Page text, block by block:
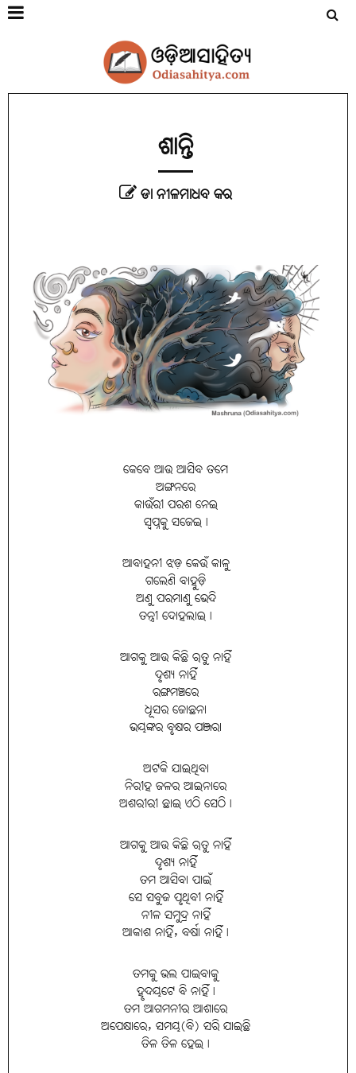
ଶାନ୍ତି
ଡା ନୀଳମାଧବ କର
କେବେ ଆଉ ଆସିବ ତମେ
ଅଙ୍ଗନରେ
କାଉଁରୀ ପରଶ ନେଇ
ସ୍ଵପ୍ନକୁ ସଜେଇ।
ଆବାହନୀ ଝଡ଼ କେଉଁ କାଳୁ
ଗଲେଣି ବାହୁଡ଼ି
ଅଣୁ ପରମାଣୁ ଭେଦି
ତନ୍ତ୍ରୀ ଦୋହଲାଇ।
ଆଗକୁ ଆଉ କିଛି ଋତୁ ନାହିଁ
ଦୃଶ୍ୟ ନାହିଁ
ରଙ୍ଗମଞ୍ଚରେ
ଧୂସର ଜୋଛନା
ଭୟଙ୍କର ବୃକ୍ଷର ପଞ୍ଜରା
ଅଟକି ଯାଇଥିବା
ନିରୀହ ଜଳର ଆଇନାରେ
ଅଶରୀରୀ ଛାଇ ଏଠି ସେଠି।
ଆଗକୁ ଆଉ କିଛି ଋତୁ ନାହିଁ
ଦୃଶ୍ୟ ନାହିଁ
ତମ ଆସିବା ପାଇଁ
ସେ ସବୁଜ ପୃଥିବୀ ନାହିଁ
ନୀଳ ସମୁଦ୍ର ନାହିଁ
ଆକାଶ ନାହିଁ, ବର୍ଷା ନାହିଁ।
ତମକୁ ଭଲ ପାଇବାକୁ
ହୃଦୟଟେ ବି ନାହିଁ।
ତମ ଆଗମନୀର ଆଶାରେ
ଅପେକ୍ଷାରେ, ସମୟ(ବି) ସରି ଯାଇଛି
ତିଳ ତିଳ ହେଇ।